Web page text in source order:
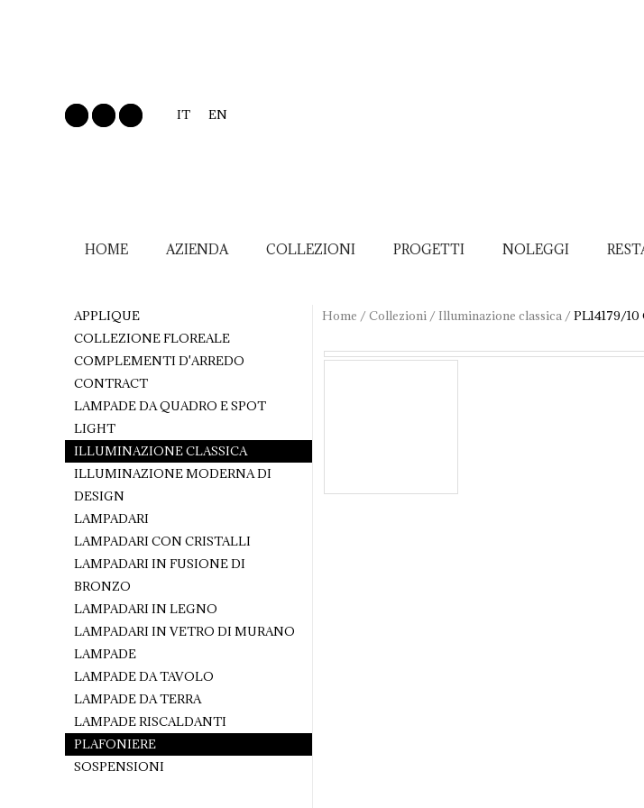
IT EN
HOME AZIENDA COLLEZIONI PROGETTI NOLEGGI
Home /Collezioni /Illuminazione classica /PL14179/10
APPLIQUE
COLLEZIONE FLOREALE
COMPLEMENTI D'ARREDO
CONTRACT
LAMPADE DA QUADRO E SPOT
LIGHT
ILLUMINAZIONE CLASSICA
ILLUMINAZIONE MODERNA DI
DESIGN
LAMPADARI
LAMPADARI CON CRISTALLI
LAMPADARI IN FUSIONE DI
BRONZO
LAMPADARI IN LEGNO
LAMPADARI IN VETRO DI MURANO
LAMPADE
LAMPADE DA TAVOLO
LAMPADE DA TERRA
LAMPADE RISCALDANTI
PLAFONIERE
SOSPENSIONI